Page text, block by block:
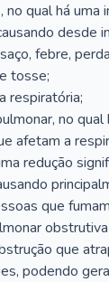
qual há uma
desde
febre,
tosse;
respiratória;
no
afetam a
redução
que
que
podendo